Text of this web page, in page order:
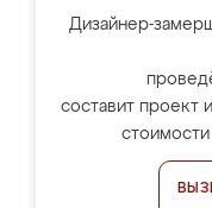
Дизайнер-
составит проект